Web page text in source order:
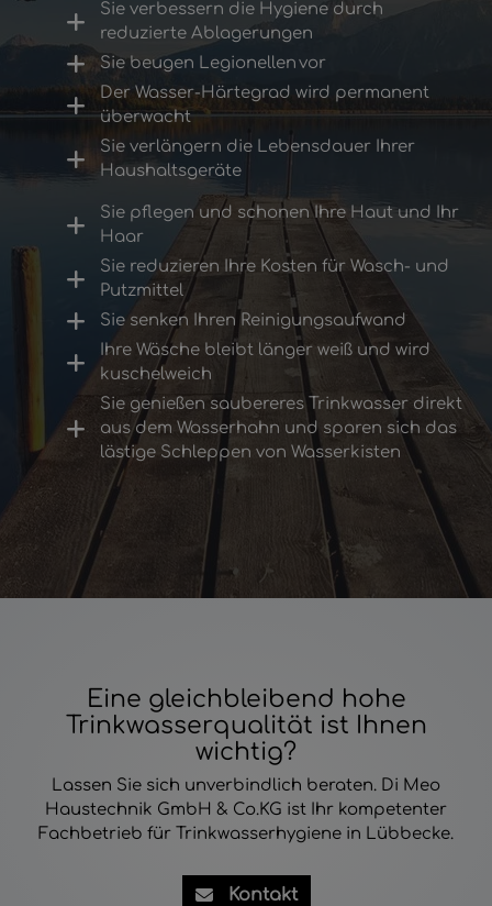
Sie verbessern die Hygiene durch
reduzierte Ablagerungen
Sie beugen Legionellen vor
Der Wasser-Härtegrad wird permanent
überwacht
Sie verlängern die Lebensdauer Ihrer
Haushaltsgeräte
Sie pflegen und schonen Ihre Haut und Ihr
Haar
Sie reduzieren Ihre Kosten für Wasch- und
Putzmittel
Sie senken Ihren Reinigungsaufwand
Ihre Wäsche bleibt länger weiß und wird
kuschelweich
Sie genießen saubereres Trinkwasser direkt
aus dem Wasserhahn und sparen sich das
lästige Schleppen von Wasserkisten
Eine gleichbleibend hohe
Trinkwasserqualität ist Ihnen
wichtig?
Lassen Sie sich unverbindlich beraten. Di Meo
Haustechnik GmbH & Co.KG ist Ihr kompetenter
Fachbetrieb für Trinkwasserhygiene in Lübbecke.
Kontakt